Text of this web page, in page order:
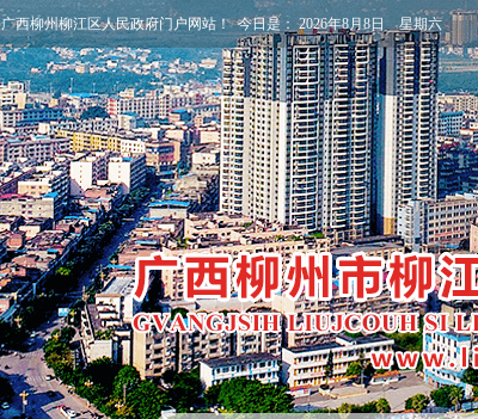
广西柳州柳江区人民政府门户网站！ 今日是：2026年8月8日 星期六